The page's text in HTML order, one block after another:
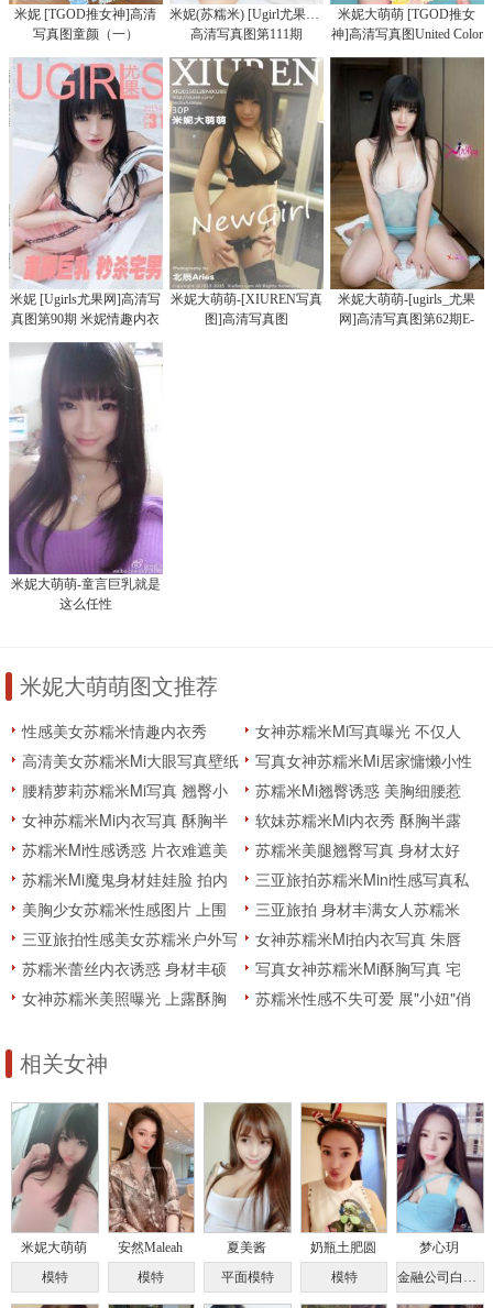
米妮 [TGOD推女神]高清
写真图童颜（一）
米妮(苏糯米) [Ugirl尤果网]
高清写真图第111期
米妮大萌萌 [TGOD推女
神]高清写真图United Color
米妮 [Ugirls尤果网]高清写
真图第90期 米妮情趣内衣
诱惑照
米妮大萌萌-[XIUREN写真
图]高清写真图
米妮大萌萌-[ugirls_尤果
网]高清写真图第62期E-
米妮大萌萌-童言巨乳就是
这么任性
米妮大萌萌图文推荐
性感美女苏糯米情趣内衣秀
女神苏糯米Mi写真曝光 不仅人
美还有大长腿
高清美女苏糯米Mi大眼写真壁纸
蠢蠢欲动
写真女神苏糯米Mi居家慵懒小性
感写真
腰精萝莉苏糯米Mi写真 翘臀小
萝莉美胸
苏糯米Mi翘臀诱惑 美胸细腰惹
网友喷血
女神苏糯米Mi内衣写真 酥胸半
露长腿傲人
软妹苏糯米Mi内衣秀 酥胸半露
撩人心弦
苏糯米Mi性感诱惑 片衣难遮美
乳翘臀
苏糯米美腿翘臀写真 身材太好
了
苏糯米Mi魔鬼身材娃娃脸 拍内
衣写真娇嫩动人
三亚旅拍苏糯米Mini性感写真私
房图片曝光
美胸少女苏糯米性感图片 上围
傲人博眼球
三亚旅拍 身材丰满女人苏糯米
性感身材热辣出镜
三亚旅拍性感美女苏糯米户外写
真 俏皮又迷人
女神苏糯米Mi拍内衣写真 朱唇
轻启酥胸半露
苏糯米蕾丝内衣诱惑 身材丰硕
傲人
写真女神苏糯米Mi酥胸写真 宅
男必备
女神苏糯米美照曝光 上露酥胸
苏糯米性感不失可爱 展"小妞"俏
相关女神
米妮大萌萌
模特
安然Maleah
模特
夏美酱
平面模特
奶瓶土肥圆
模特
梦心玥
金融公司白领、模特、作家